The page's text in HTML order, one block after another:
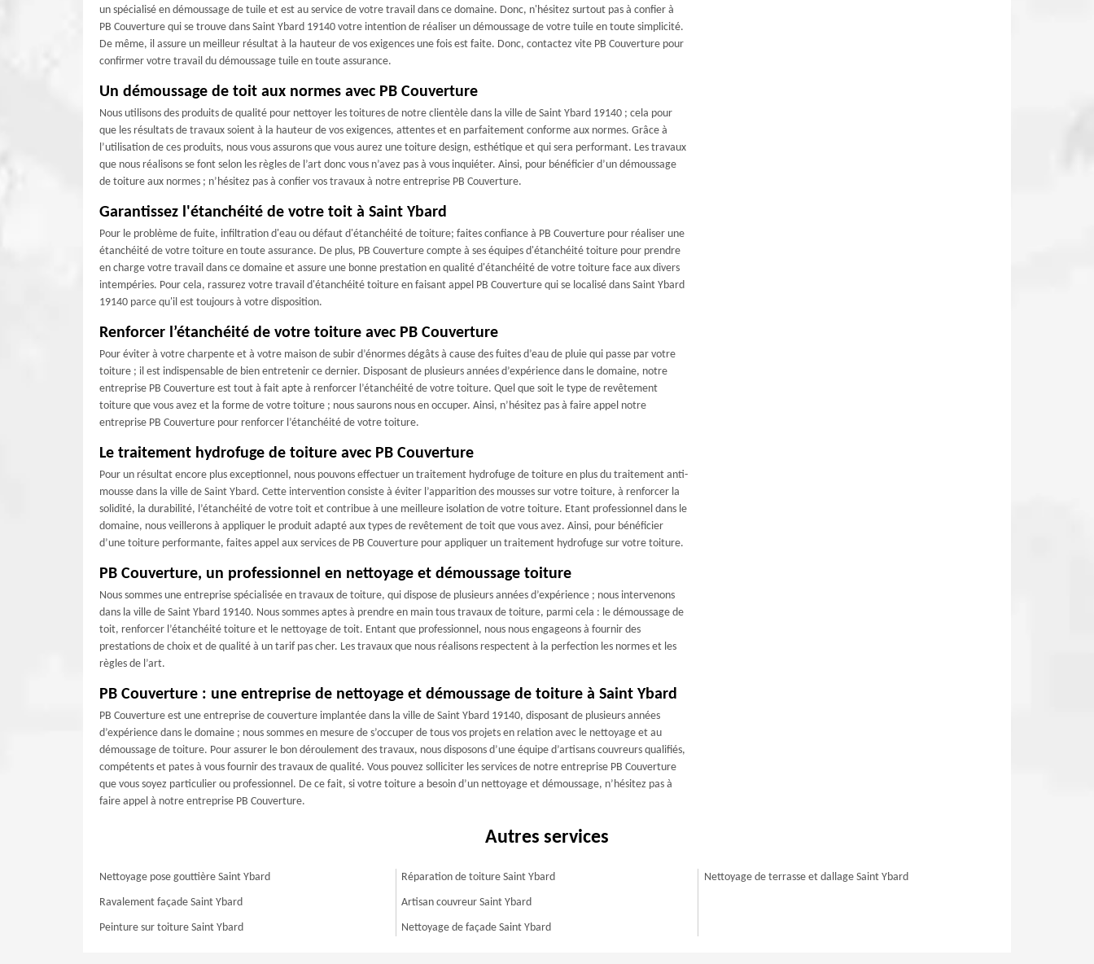
un spécialisé en démoussage de tuile et est au service de votre travail dans ce domaine. Donc, n'hésitez surtout pas à confier à
PB Couverture qui se trouve dans Saint Ybard 19140 votre intention de réaliser un démoussage de votre tuile en toute simplicité.
De même, il assure un meilleur résultat à la hauteur de vos exigences une fois est faite. Donc, contactez vite PB Couverture pour
confirmer votre travail du démoussage tuile en toute assurance.
Un démoussage de toit aux normes avec PB Couverture
Nous utilisons des produits de qualité pour nettoyer les toitures de notre clientèle dans la ville de Saint Ybard 19140 ; cela pour
que les résultats de travaux soient à la hauteur de vos exigences, attentes et en parfaitement conforme aux normes. Grâce à
l’utilisation de ces produits, nous vous assurons que vous aurez une toiture design, esthétique et qui sera performant. Les travaux
que nous réalisons se font selon les règles de l’art donc vous n’avez pas à vous inquiéter. Ainsi, pour bénéficier d’un démoussage
de toiture aux normes ; n’hésitez pas à confier vos travaux à notre entreprise PB Couverture.
Garantissez l'étanchéité de votre toit à Saint Ybard
Pour le problème de fuite, infiltration d'eau ou défaut d'étanchéité de toiture; faites confiance à PB Couverture pour réaliser une
étanchéité de votre toiture en toute assurance. De plus, PB Couverture compte à ses équipes d'étanchéité toiture pour prendre
en charge votre travail dans ce domaine et assure une bonne prestation en qualité d'étanchéité de votre toiture face aux divers
intempéries. Pour cela, rassurez votre travail d'étanchéité toiture en faisant appel PB Couverture qui se localisé dans Saint Ybard
19140 parce qu'il est toujours à votre disposition.
Renforcer l’étanchéité de votre toiture avec PB Couverture
Pour éviter à votre charpente et à votre maison de subir d’énormes dégâts à cause des fuites d’eau de pluie qui passe par votre
toiture ; il est indispensable de bien entretenir ce dernier. Disposant de plusieurs années d’expérience dans le domaine, notre
entreprise PB Couverture est tout à fait apte à renforcer l’étanchéité de votre toiture. Quel que soit le type de revêtement
toiture que vous avez et la forme de votre toiture ; nous saurons nous en occuper. Ainsi, n’hésitez pas à faire appel notre
entreprise PB Couverture pour renforcer l’étanchéité de votre toiture.
Le traitement hydrofuge de toiture avec PB Couverture
Pour un résultat encore plus exceptionnel, nous pouvons effectuer un traitement hydrofuge de toiture en plus du traitement anti-
mousse dans la ville de Saint Ybard. Cette intervention consiste à éviter l’apparition des mousses sur votre toiture, à renforcer la
solidité, la durabilité, l’étanchéité de votre toit et contribue à une meilleure isolation de votre toiture. Etant professionnel dans le
domaine, nous veillerons à appliquer le produit adapté aux types de revêtement de toit que vous avez. Ainsi, pour bénéficier
d’une toiture performante, faites appel aux services de PB Couverture pour appliquer un traitement hydrofuge sur votre toiture.
PB Couverture, un professionnel en nettoyage et démoussage toiture
Nous sommes une entreprise spécialisée en travaux de toiture, qui dispose de plusieurs années d’expérience ; nous intervenons
dans la ville de Saint Ybard 19140. Nous sommes aptes à prendre en main tous travaux de toiture, parmi cela : le démoussage de
toit, renforcer l’étanchéité toiture et le nettoyage de toit. Entant que professionnel, nous nous engageons à fournir des
prestations de choix et de qualité à un tarif pas cher. Les travaux que nous réalisons respectent à la perfection les normes et les
règles de l’art.
PB Couverture : une entreprise de nettoyage et démoussage de toiture à Saint Ybard
PB Couverture est une entreprise de couverture implantée dans la ville de Saint Ybard 19140, disposant de plusieurs années
d’expérience dans le domaine ; nous sommes en mesure de s’occuper de tous vos projets en relation avec le nettoyage et au
démoussage de toiture. Pour assurer le bon déroulement des travaux, nous disposons d’une équipe d’artisans couvreurs qualifiés,
compétents et pates à vous fournir des travaux de qualité. Vous pouvez solliciter les services de notre entreprise PB Couverture
que vous soyez particulier ou professionnel. De ce fait, si votre toiture a besoin d’un nettoyage et démoussage, n’hésitez pas à
faire appel à notre entreprise PB Couverture.
Autres services
Nettoyage pose gouttière Saint Ybard
Ravalement façade Saint Ybard
Peinture sur toiture Saint Ybard
Réparation de toiture Saint Ybard
Artisan couvreur Saint Ybard
Nettoyage de façade Saint Ybard
Nettoyage de terrasse et dallage Saint Ybard